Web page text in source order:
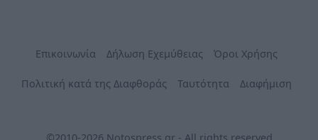
Επικοινωνία Δήλωση Εχεμύθειας Όροι Χρήσης
Πολιτική κατά της Διαφθοράς Ταυτότητα Διαφήμιση